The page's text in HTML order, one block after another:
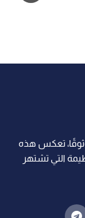
تعكس هذه
التي تشتهر